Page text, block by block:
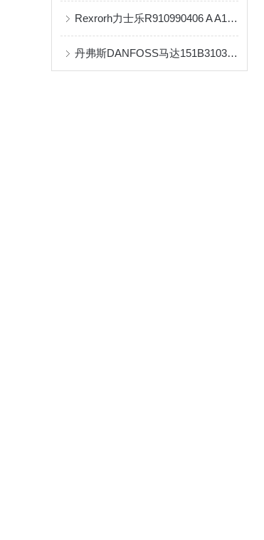
Rexrorh力士乐R910990406 A A10VSO 10 DR /52R-PPA14N00柱塞泵
丹弗斯DANFOSS马达151B3103原装现货供应